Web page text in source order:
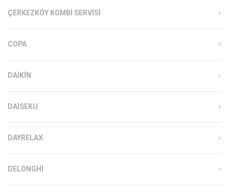
ÇERKEZKÖY KOMBI SERVISI
COPA
DAIKIN
DAISEKU
DAYRELAX
DELONGHI